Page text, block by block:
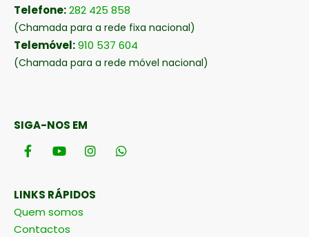
(Chamada para a rede fixa nacional)
Telemóvel:910 537 604
(Chamada para a rede móvel nacional)
Quem somos
Contactos
Os Nossos Serviços